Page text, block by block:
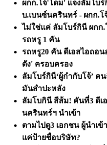
ผกก.โจ้'โดม' แจงลัมโบร์
บ.เบนซ์นครินทร์ - ผกก.โ
ไม่ใช่แค่ ลัมโบร์กินี ผกก.
รถหรู 1 คัน
รถหรู20 คัน ดีเอสไอถอ
ดัง' ครอบครอง
ลัมโบร์กินี‘ผู้กำกับโจ้’ ค
มันสำปะหลัง
ลัมโบกินี สีส้ม! คันที่3 ดีเ
นครินทร์ฯ นำเข้า
ตามไปดู3 เอกชน ผู้นำเข้
แค่ป้ายชื่อบริษัท?